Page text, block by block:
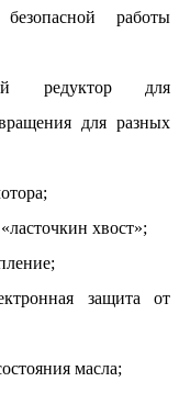
работы
редуктор для
для разных
хвост»;
защита от
масла;